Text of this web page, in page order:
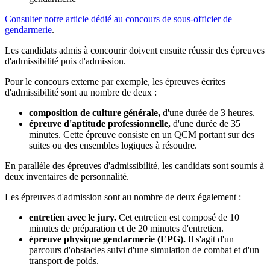
Consulter notre article dédié au concours de sous-officier de
gendarmerie.
Les candidats admis à concourir doivent ensuite réussir des épreuves
d'admissibilité puis d'admission.
Pour le concours externe par exemple, les épreuves écrites
d'admissibilité sont au nombre de deux :
composition de culture générale, d'une durée de 3 heures.
épreuve d'aptitude professionnelle, d'une durée de 35
minutes. Cette épreuve consiste en un QCM portant sur des
suites ou des ensembles logiques à résoudre.
En parallèle des épreuves d'admissibilité, les candidats sont soumis à
deux inventaires de personnalité.
Les épreuves d'admission sont au nombre de deux également :
entretien avec le jury. Cet entretien est composé de 10
minutes de préparation et de 20 minutes d'entretien.
épreuve physique gendarmerie (EPG). Il s'agit d'un
parcours d'obstacles suivi d'une simulation de combat et d'un
transport de poids.